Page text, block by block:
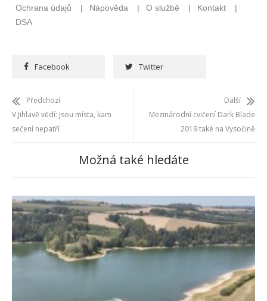
Facebook Twitter
Předchozí
V Jihlavě vědí: Jsou místa, kam
sečení nepatří
Další
Mezinárodní cvičení Dark Blade
2019 také na Vysočině
Možná také hledáte